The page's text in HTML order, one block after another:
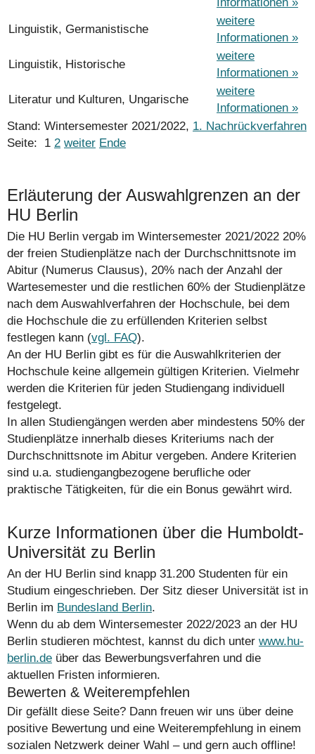
Informationen »
Linguistik, Germanistische
weitere
Informationen »
Linguistik, Historische
weitere
Informationen »
Literatur und Kulturen, Ungarische
weitere
Informationen »
Stand: Wintersemester 2021/2022, 1. Nachrückverfahren
Seite: 1 2 weiter Ende
Erläuterung der Auswahlgrenzen an der
HU Berlin
Die HU Berlin vergab im Wintersemester 2021/2022 20%
der freien Studienplätze nach der Durchschnittsnote im
Abitur (Numerus Clausus), 20% nach der Anzahl der
Wartesemester und die restlichen 60% der Studienplätze
nach dem Auswahlverfahren der Hochschule, bei dem
die Hochschule die zu erfüllenden Kriterien selbst
festlegen kann (vgl. FAQ).
An der HU Berlin gibt es für die Auswahlkriterien der
Hochschule keine allgemein gültigen Kriterien. Vielmehr
werden die Kriterien für jeden Studiengang individuell
festgelegt.
In allen Studiengängen werden aber mindestens 50% der
Studienplätze innerhalb dieses Kriteriums nach der
Durchschnittsnote im Abitur vergeben. Andere Kriterien
sind u.a. studiengangbezogene berufliche oder
praktische Tätigkeiten, für die ein Bonus gewährt wird.
Kurze Informationen über die Humboldt-
Universität zu Berlin
An der HU Berlin sind knapp 31.200 Studenten für ein
Studium eingeschrieben. Der Sitz dieser Universität ist in
Berlin im Bundesland Berlin.
Wenn du ab dem Wintersemester 2022/2023 an der HU
Berlin studieren möchtest, kannst du dich unter www.hu-
berlin.de über das Bewerbungsverfahren und die
aktuellen Fristen informieren.
Bewerten & Weiterempfehlen
Dir gefällt diese Seite? Dann freuen wir uns über deine
positive Bewertung und eine Weiterempfehlung in einem
sozialen Netzwerk deiner Wahl – und gern auch offline!